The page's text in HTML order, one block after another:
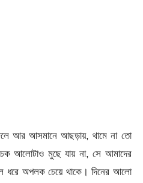
আর আসমানে আছড়ায়, থামে না তো
আলোটাও মুছে যায় না, সে আমাদের
ধরে অপলক চেয়ে থাকে। দিনের আলো